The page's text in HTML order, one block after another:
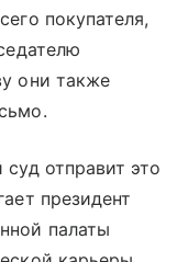
покупателя,
они также
отправит это
президент
палаты